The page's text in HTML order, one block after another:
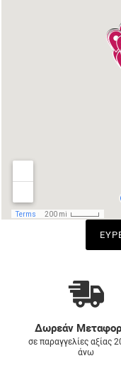
Δωρεάν
σε παραγγελίες αξίας
άνω